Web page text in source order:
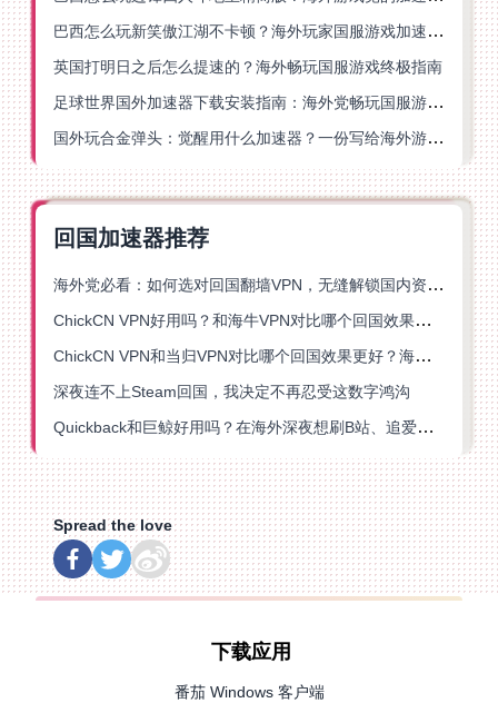
巴西怎么玩新笑傲江湖不卡顿？海外玩家国服游戏加速终极指南（附猫和老鼠一梦江湖实测）
英国打明日之后怎么提速的？海外畅玩国服游戏终极指南
足球世界国外加速器下载安装指南：海外党畅玩国服游戏的终极解决方案
国外玩合金弹头：觉醒用什么加速器？一份写给海外游子的畅玩指南
回国加速器推荐
海外党必看：如何选对回国翻墙VPN，无缝解锁国内资源？
ChickCN VPN好用吗？和海牛VPN对比哪个回国效果更好？
ChickCN VPN和当归VPN对比哪个回国效果更好？海外党亲测后选了它
深夜连不上Steam回国，我决定不再忍受这数字鸿沟
Quickback和巨鲸好用吗？在海外深夜想刷B站、追爱奇艺的你，或许正需要这份答案
Spread the love
下载应用
番茄 Windows 客户端